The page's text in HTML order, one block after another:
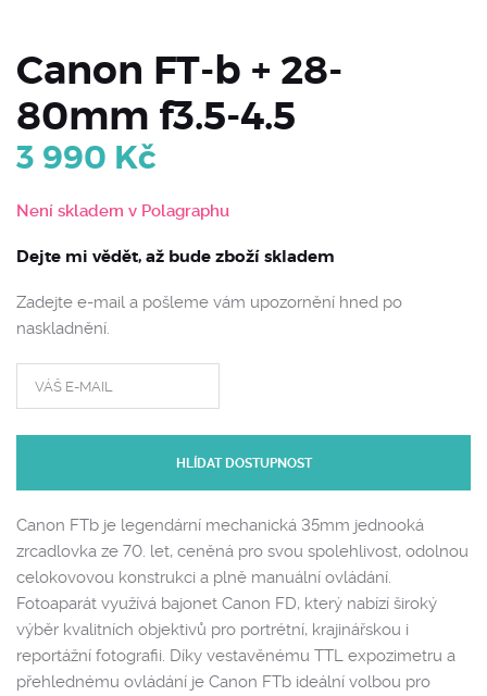
Canon FT-b + 28-
80mm f3.5-4.5
3 990 Kč
Není skladem v Polagraphu
Dejte mi vědět, až bude zboží skladem
Zadejte e-mail a pošleme vám upozornění hned po
naskladnění.
HLÍDAT DOSTUPNOST
Canon FTb je legendární mechanická 35mm jednooká
zrcadlovka ze 70. let, ceněná pro svou spolehlivost, odolnou
celokovovou konstrukci a plně manuální ovládání.
Fotoaparát využívá bajonet Canon FD, který nabízí široký
výběr kvalitních objektivů pro portrétní, krajinářskou i
reportážní fotografii. Díky vestavěnému TTL expozimetru a
přehlednému ovládání je Canon FTb ideální volbou pro